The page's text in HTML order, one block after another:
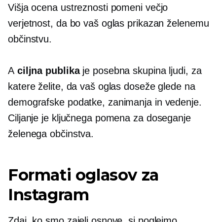
Višja ocena ustreznosti pomeni večjo
verjetnost, da bo vaš oglas prikazan želenemu
občinstvu.
A ciljna publikaje posebna skupina ljudi, za
katere želite, da vaš oglas doseže glede na
demografske podatke, zanimanja in vedenje.
Ciljanje je ključnega pomena za doseganje
želenega občinstva.
Formati oglasov za
Instagram